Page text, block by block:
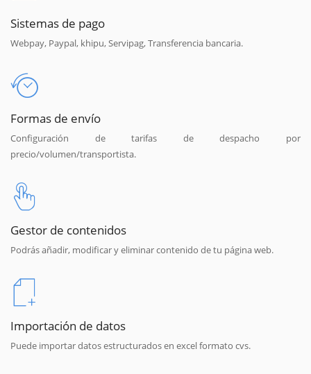
Sistemas de pago
Webpay, Paypal, khipu, Servipag, Transferencia bancaria.
Formas de envío
Configuración de tarifas de despacho por
precio/volumen/transportista.
Gestor de contenidos
Podrás añadir, modificar y eliminar contenido de tu página web.
Importación de datos
Puede importar datos estructurados en excel formato cvs.